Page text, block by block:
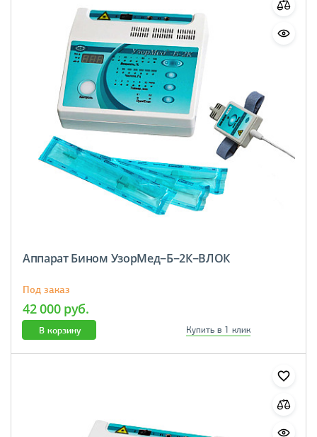
Аппарат Бином УзорМед−Б−2К−ВЛОК
Под заказ
42 000 руб.
В корзину Купить в 1 клик